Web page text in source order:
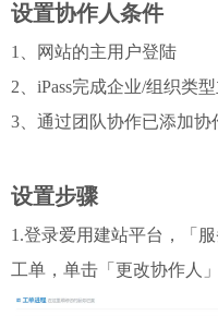
设置协作人条件
1、网站的主用户登陆
2、iPass完成企业/组织类
3、通过团队协作已添加协
设置步骤
1.登录爱用建站平台，「
工单，单击「更改协作人」